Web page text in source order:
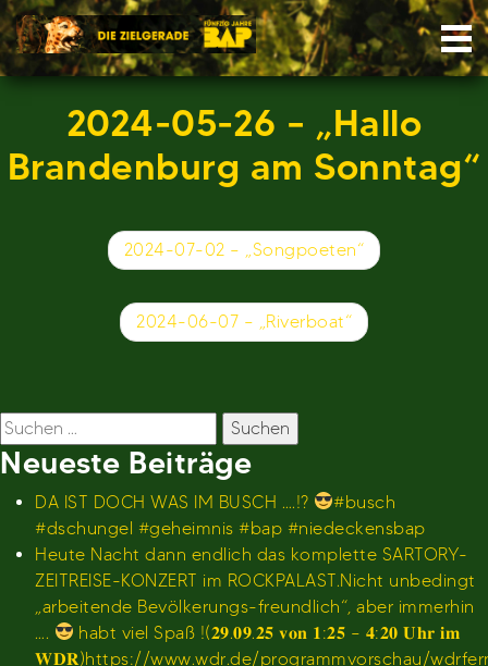
Skip
to
content
2024-05-26 – „Hallo
Brandenburg am Sonntag“
Beitragsnavigation
2024-07-02 – „Songpoeten“
2024-06-07 – „Riverboat“
Suchen
nach:
Neueste Beiträge
DA IST DOCH WAS IM BUSCH ….!?
#busch
#dschungel #geheimnis #bap #niedeckensbap
Heute Nacht dann endlich das komplette SARTORY-
ZEITREISE-KONZERT im ROCKPALAST.Nicht unbedingt
„arbeitende Bevölkerungs-freundlich“, aber immerhin
….
habt viel Spaß !(𝟐𝟗.𝟎𝟗.𝟐𝟓 𝐯𝐨𝐧 𝟏:𝟐𝟓 – 𝟒:𝟐𝟎 𝐔𝐡𝐫 𝐢𝐦
𝐖𝐃𝐑)https://www.wdr.de/programmvorschau/